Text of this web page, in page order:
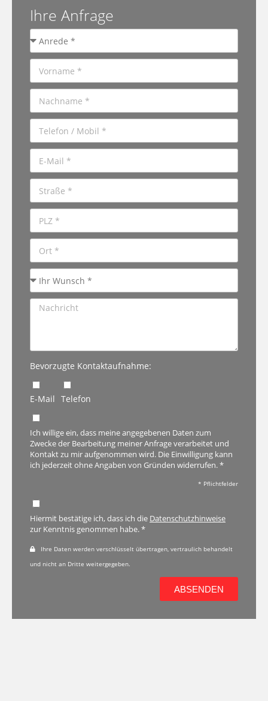
Ihre Anfrage
Bevorzugte Kontaktaufnahme:
E-Mail Telefon
Ich willige ein, dass meine angegebenen Daten zum
Zwecke der Bearbeitung meiner Anfrage verarbeitet und
Kontakt zu mir aufgenommen wird. Die Einwilligung kann
ich jederzeit ohne Angaben von Gründen widerrufen. *
* Pflichtfelder
Hiermit bestätige ich, dass ich die Datenschutzhinweise
zur Kenntnis genommen habe. *
Ihre Daten werden verschlüsselt übertragen, vertraulich behandelt
und nicht an Dritte weitergegeben.
ABSENDEN